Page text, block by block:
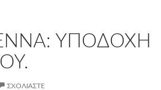
ΥΠΟΔΟΧΉ
ΣΧΟΛΙΆΣΤΕ